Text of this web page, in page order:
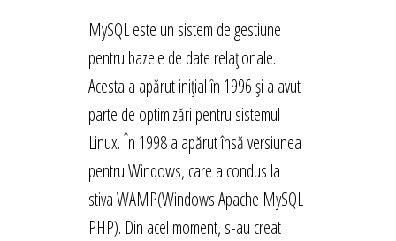
MySQL este un sistem de gestiune
pentru bazele de date relaționale.
Acesta a apărut inițial în 1996 și a avut
parte de optimizări pentru sistemul
Linux. În 1998 a apărut însă versiunea
pentru Windows, care a condus la
stiva WAMP(Windows Apache MySQL
PHP). Din acel moment, s-au creat